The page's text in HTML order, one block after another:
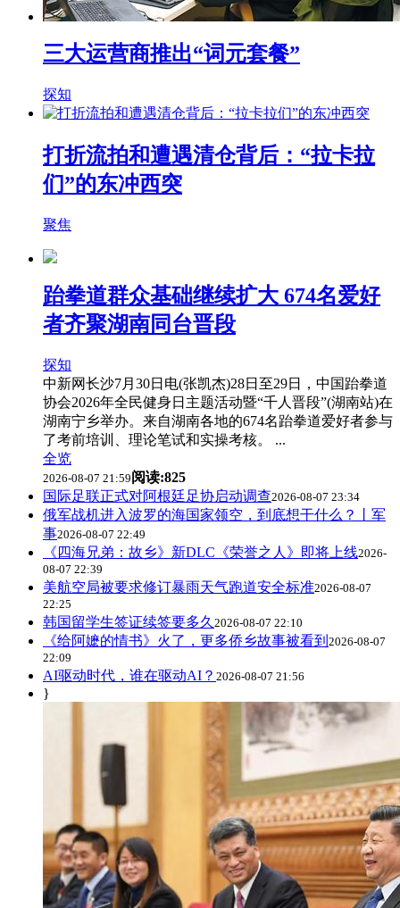
三大运营商推出“词元套餐”
探知
打折流拍和遭遇清仓背后：“拉卡拉
们”的东冲西突
聚焦
跆拳道群众基础继续扩大 674名爱好
者齐聚湖南同台晋段
探知
中新网长沙7月30日电(张凯杰)28日至29日，中国跆拳道
协会2026年全民健身日主题活动暨“千人晋段”(湖南站)在
湖南宁乡举办。来自湖南各地的674名跆拳道爱好者参与
了考前培训、理论笔试和实操考核。 ...
全览
2026-08-07 21:59阅读:825
国际足联正式对阿根廷足协启动调查2026-08-07 23:34
俄军战机进入波罗的海国家领空，到底想干什么？丨军
事2026-08-07 22:49
《四海兄弟：故乡》新DLC《荣誉之人》即将上线2026-
08-07 22:39
美航空局被要求修订暴雨天气跑道安全标准2026-08-07
22:25
韩国留学生签证续签要多久 2026-08-07 22:10
《给阿嬷的情书》火了，更多侨乡故事被看到 2026-08-07
22:09
AI驱动时代，谁在驱动AI？ 2026-08-07 21:56
}